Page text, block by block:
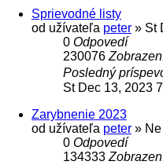
Sprievodné listy
od užívateľa peter » St
0 Odpovedí
230076
Posledný
St Dec 13, 2023
Zarybnenie 2023
od užívateľa peter »
0 Odpovedí
134333